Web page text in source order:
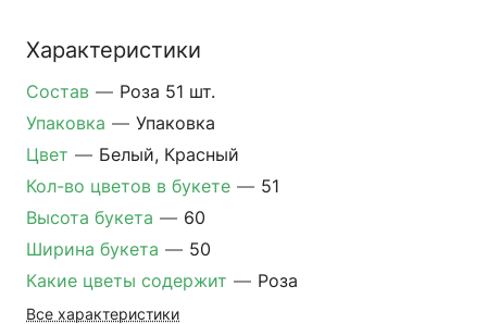
Характеристики
Состав — Роза 51 шт.
Упаковка — Упаковка
Цвет — Белый, Красный
Кол-во цветов в букете — 51
Высота букета — 60
Ширина букета — 50
Какие цветы содержит — Роза
Все характеристики